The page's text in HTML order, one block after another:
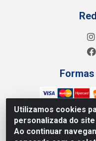
Utilizamos cookies
personalizada do
Ao continuar
Junco Industria e